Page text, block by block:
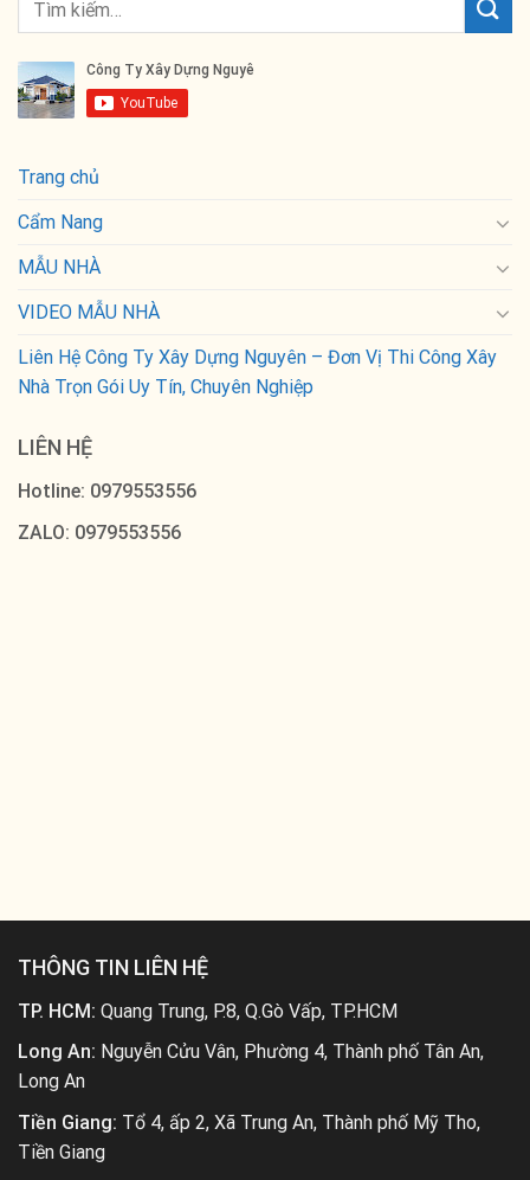
Trang chủ
Cẩm Nang
MẪU NHÀ
VIDEO MẪU NHÀ
Liên Hệ Công Ty Xây Dựng Nguyên – Đơn Vị Thi Công Xây
Nhà Trọn Gói Uy Tín, Chuyên Nghiệp
LIÊN HỆ
Hotline: 0979553556
ZALO: 0979553556
THÔNG TIN LIÊN HỆ
TP. HCM: Quang Trung, P.8, Q.Gò Vấp, TP.HCM
Long An: Nguyễn Cửu Vân, Phường 4, Thành phố Tân An,
Long An
Tiền Giang: Tổ 4, ấp 2, Xã Trung An, Thành phố Mỹ Tho,
Tiền Giang